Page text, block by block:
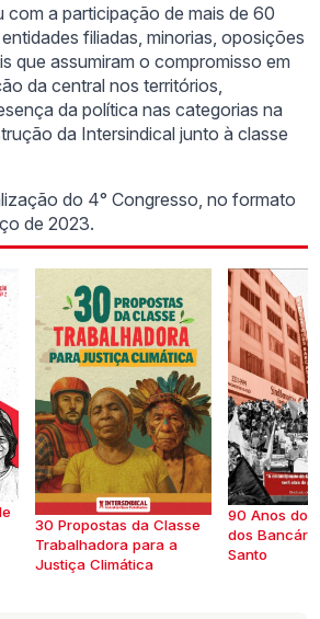
a participação de mais de 60
filiadas, minorias, oposições
que assumiram o compromisso em
da central nos territórios,
da política nas categorias na
da Intersindical junto à classe
do 4° Congresso, no formato
de 2023.
30 Propostas da Classe
Trabalhadora para a
Justiça Climática
90 Anos do
dos
Santo